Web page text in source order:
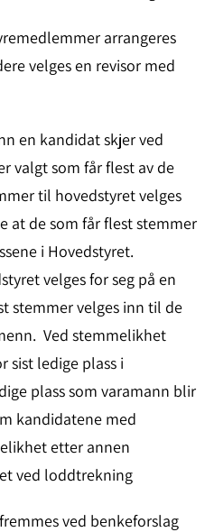
arrangeres
velges en revisor med
en kandidat skjer ved
valgt som får flest av de
til hovedstyret velges
at de som får flest stemmer
i Hovedstyret.
velges for seg på en
stemmer velges inn til de
Ved stemmelikhet
sist ledige plass i
plass som varamann blir
kandidatene med
etter annen
ved loddtrekning
ved benkeforslag